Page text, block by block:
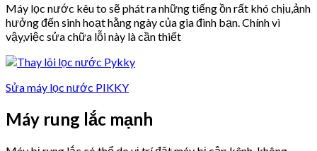
Máy lọc nước kêu to sẽ phát ra những tiếng ồn rất khó chịu,ảnh
hưởng đến sinh hoạt hằng ngày của gia đình bạn. Chính vì
vậy,việc sửa chữa lỗi này là cần thiết
Sửa máy lọc nước PIKKY
Máy rung lắc mạnh